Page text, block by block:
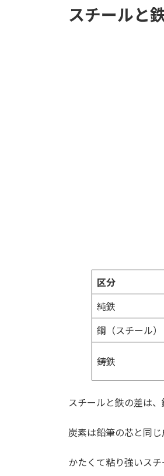
スチールと
区分
純鉄
鋼（スチール）
鋳鉄
スチールと鉄の差は
炭素は鉛筆の芯と同
かたくて粘り強いスチ